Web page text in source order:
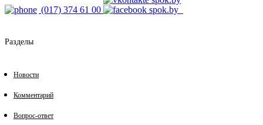
(017) 374 61 00
Разделы
Новости
Комментарий
Вопрос-ответ